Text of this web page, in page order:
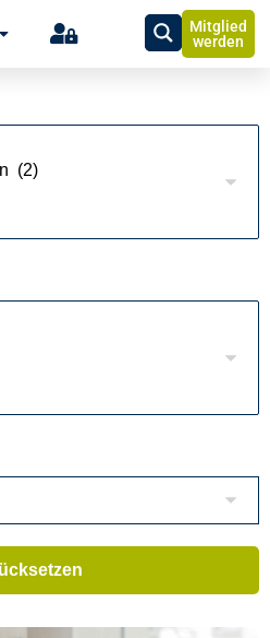
Mitglied
werden